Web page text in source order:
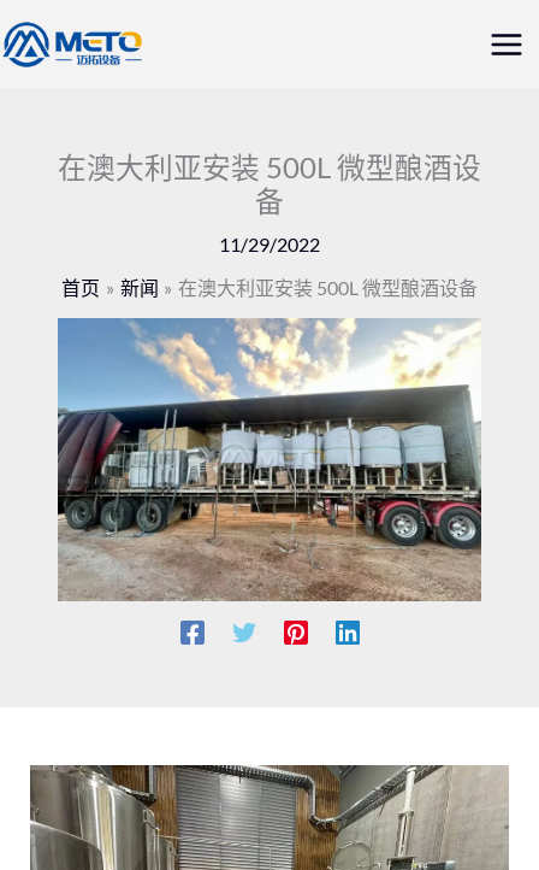
至
主
在澳大利亚安装 500L 微型酿酒设
备
11/29/2022
首页
新闻 在澳大利亚安装 500L 微型酿酒设备